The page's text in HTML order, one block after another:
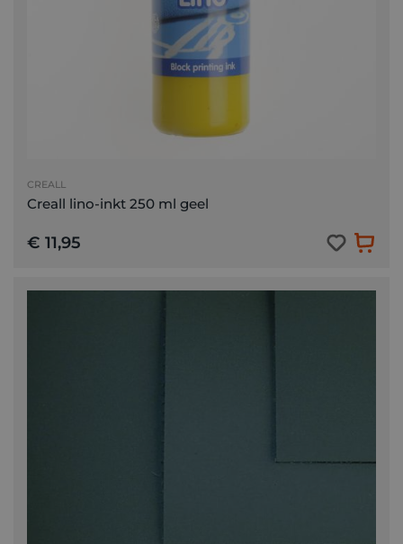
CREALL
Creall lino-inkt 250 ml geel
€ 11,95